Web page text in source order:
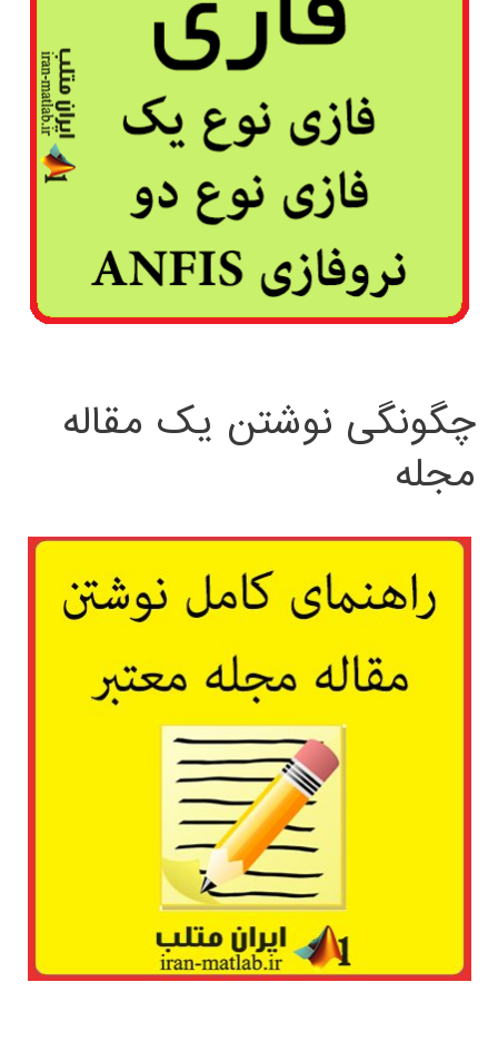
چگونگی نوشتن یک مقاله
مجله